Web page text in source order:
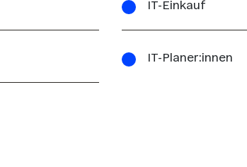
IT-Einkauf
IT-Planer:innen